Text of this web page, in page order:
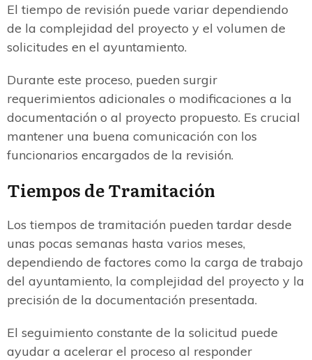
El tiempo de revisión puede variar dependiendo
de la complejidad del proyecto y el volumen de
solicitudes en el ayuntamiento.
Durante este proceso, pueden surgir
requerimientos adicionales o modificaciones a la
documentación o al proyecto propuesto. Es crucial
mantener una buena comunicación con los
funcionarios encargados de la revisión.
Tiempos de Tramitación
Los tiempos de tramitación pueden tardar desde
unas pocas semanas hasta varios meses,
dependiendo de factores como la carga de trabajo
del ayuntamiento, la complejidad del proyecto y la
precisión de la documentación presentada.
El seguimiento constante de la solicitud puede
ayudar a acelerar el proceso al responder